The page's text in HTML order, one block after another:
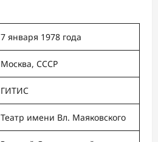
7 января 1978 года
Москва, СССР
ГИТИС
Театр имени Вл. Маяковского